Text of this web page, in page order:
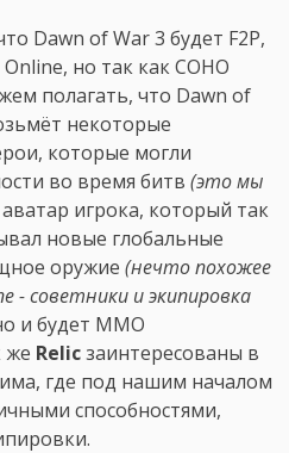
Dawn of War 3 будет F2P,
но так как COHO
полагать, что Dawn of
некоторые
которые могли
во время битв (это мы
игрока, который так
новые глобальные
оружие (нечто похожее
- советники и экипировка
и будет MMO
же Relicзаинтересованы в
где под нашим началом
способностями,